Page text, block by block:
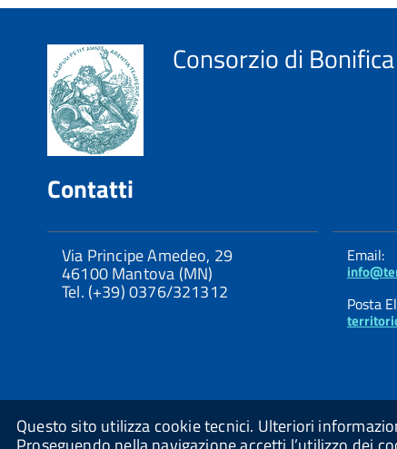
Questo sito utilizza cookie tecnici. Ulteriori
Consorzio di
Contatti
Via Principe Amedeo, 29
46100 Mantova (MN)
Tel. (+39) 0376/321312
Email:
Posta